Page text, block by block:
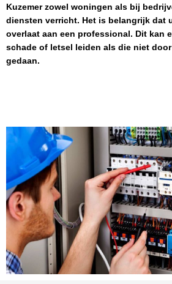
Kuzemerzowel woningen als bij
diensten verricht. Het is belangrijk dat
overlaat aan een professional. Dit kan
schade of letsel leiden als die niet
gedaan.